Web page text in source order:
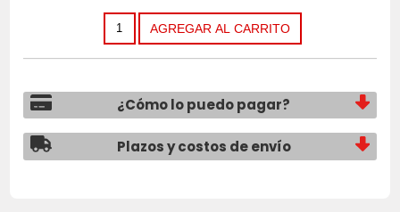
¿Cómo lo puedo pagar?
Plazos y costos de envío